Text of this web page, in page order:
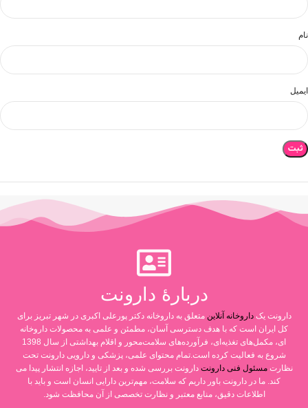
نام
ایمیل
دربارۀ دارونت
دارونت یکداروخانه آنلاین متعلق به داروخانه دکتر پورعلی اکبری در شهر تبریز برای
کل ایران است که با هدف دسترسی آسان، مطمئن و علمی به محصولات داروخانه
ای، مکمل‌های تغذیه‌ای، فرآورده‌های سلامت‌محور و اقلام بهداشتی از سال 1398
شروع به فعالیت کرده است.تمام محتوای علمی، پزشکی و دارویی دارونت تحت
نظارتمسئول فنی دارونت دارونت بررسی شده و بعد از تایید، اجازه انتشار پیدا می
کند. ما در دارونت باور داریم که سلامت، مهم‌ترین دارایی انسان است و باید با
اطلاعات دقیق، منابع معتبر و نظارت تخصصی از آن محافظت شود.